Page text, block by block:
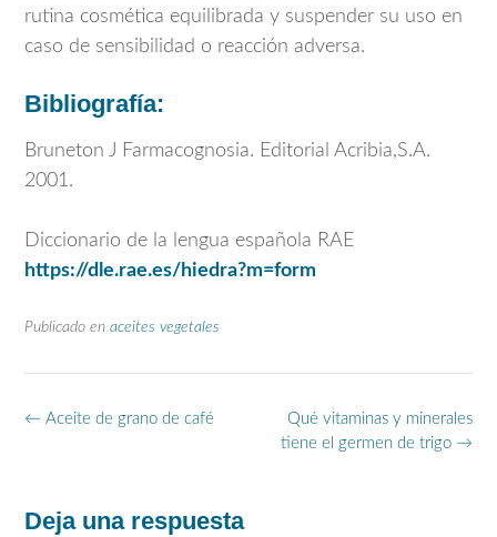
rutina cosmética equilibrada y suspender su uso en
caso de sensibilidad o reacción adversa.
Bibliografía:
Bruneton J Farmacognosia. Editorial Acribia,S.A.
2001.
Diccionario de la lengua española RAE
https://dle.rae.es/hiedra?m=form
Publicado en aceites vegetales
Navegación
Qué vitaminas y minerales
tiene el germen de trigo →
← Aceite de grano de café
Deja una respuesta